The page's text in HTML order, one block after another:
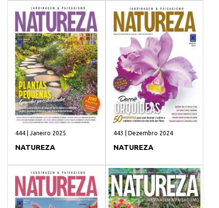
444 | Janeiro 2025
NATUREZA
443 | Dezembro 2024
NATUREZA